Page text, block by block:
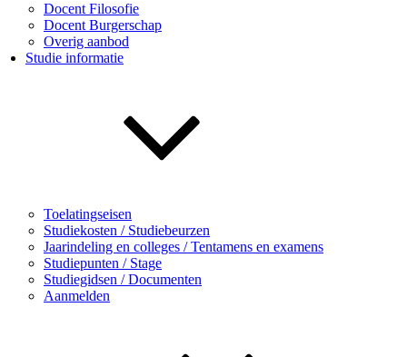
Docent Filosofie
Docent Burgerschap
Overig aanbod
Studie informatie
Toelatingseisen
Studiekosten / Studiebeurzen
Jaarindeling en colleges / Tentamens en examens
Studiepunten / Stage
Studiegidsen / Documenten
Aanmelden